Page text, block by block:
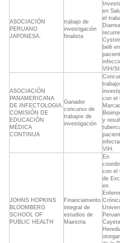
ASOCIACIÓN
PERUANO
JAPONESA.
trabajo de
investigación
finalista
en
el
Diarrea
belli en
VIH/
ASOCIACIÓN
PANAMERICANA
DE INFECTOLOGIA.
COMISIÓN DE
EDUCACIÓN
MÉDICA
CONTINUA
Ganador
concurso de
trabajos de
investigación
con el
y
VIH.
JOHNS HOPKINS
BLOOMBERG
SCHOOL OF
PUBLIC HEALTH
Financiamento
integral de
estudios de
Maestria
En
con el
de
en